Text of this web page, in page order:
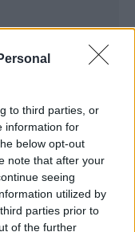
to third parties, or
information for
below opt-out
note that after your
seeing
utilized by
parties prior to
of the further
Google News
της ημέρας
στο Instagram